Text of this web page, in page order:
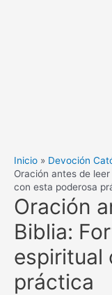
Inicio
Devoción
Oración antes de
con esta poderosa
Oración
Biblia:
espiritual
práctica